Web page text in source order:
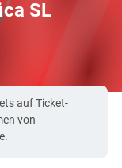
SL
auf Ticket-
von